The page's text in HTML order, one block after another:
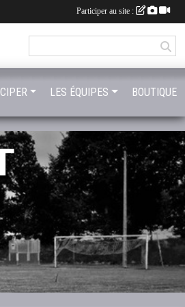
LES ÉQUIPES BOUTIQUE
Participer au site :